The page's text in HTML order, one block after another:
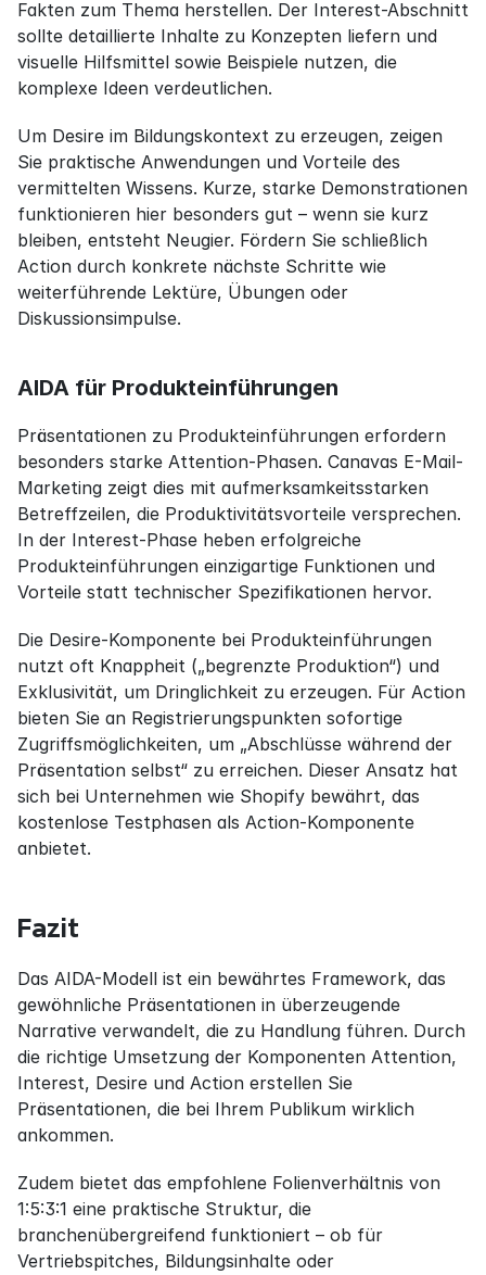
Fakten zum Thema herstellen. Der Interest-Abschnitt
sollte detaillierte Inhalte zu Konzepten liefern und
visuelle Hilfsmittel sowie Beispiele nutzen, die
komplexe Ideen verdeutlichen.
Um Desire im Bildungskontext zu erzeugen, zeigen
Sie praktische Anwendungen und Vorteile des
vermittelten Wissens. Kurze, starke Demonstrationen
funktionieren hier besonders gut – wenn sie kurz
bleiben, entsteht Neugier. Fördern Sie schließlich
Action durch konkrete nächste Schritte wie
weiterführende Lektüre, Übungen oder
Diskussionsimpulse.
AIDA für Produkteinführungen
Präsentationen zu Produkteinführungen erfordern
besonders starke Attention-Phasen. Canavas E-Mail-
Marketing zeigt dies mit aufmerksamkeitsstarken
Betreffzeilen, die Produktivitätsvorteile versprechen.
In der Interest-Phase heben erfolgreiche
Produkteinführungen einzigartige Funktionen und
Vorteile statt technischer Spezifikationen hervor.
Die Desire-Komponente bei Produkteinführungen
nutzt oft Knappheit („begrenzte Produktion“) und
Exklusivität, um Dringlichkeit zu erzeugen. Für Action
bieten Sie an Registrierungspunkten sofortige
Zugriffsmöglichkeiten, um „Abschlüsse während der
Präsentation selbst“ zu erreichen. Dieser Ansatz hat
sich bei Unternehmen wie Shopify bewährt, das
kostenlose Testphasen als Action-Komponente
anbietet.
Fazit
Das AIDA-Modell ist ein bewährtes Framework, das
gewöhnliche Präsentationen in überzeugende
Narrative verwandelt, die zu Handlung führen. Durch
die richtige Umsetzung der Komponenten Attention,
Interest, Desire und Action erstellen Sie
Präsentationen, die bei Ihrem Publikum wirklich
ankommen.
Zudem bietet das empfohlene Folienverhältnis von
1:5:3:1 eine praktische Struktur, die
branchenübergreifend funktioniert – ob für
Vertriebspitches, Bildungsinhalte oder